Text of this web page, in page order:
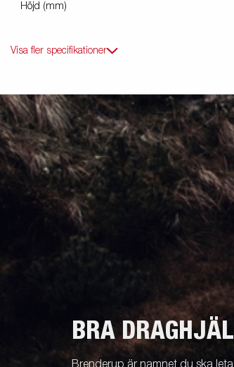
Höjd (mm)
Visa fler specifikationer
BRA